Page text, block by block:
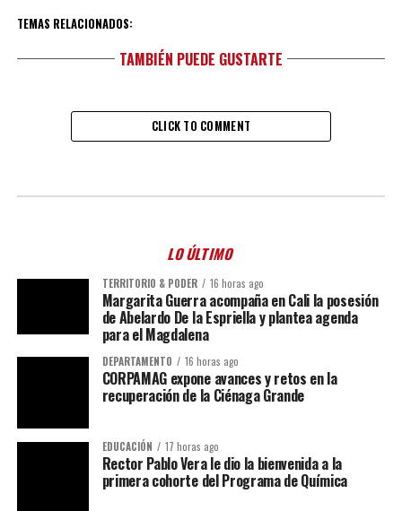
TEMAS RELACIONADOS:
TAMBIÉN PUEDE GUSTARTE
CLICK TO COMMENT
LO ÚLTIMO
TERRITORIO & PODER 16 horas ago
Margarita Guerra acompaña en Cali la posesión
de Abelardo De la Espriella y plantea agenda
para el Magdalena
DEPARTAMENTO 16 horas ago
CORPAMAG expone avances y retos en la
recuperación de la Ciénaga Grande
EDUCACIÓN 17 horas ago
Rector Pablo Vera le dio la bienvenida a la
primera cohorte del Programa de Química